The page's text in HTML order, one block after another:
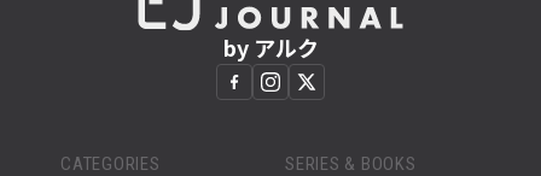
by アルク
CATEGORIES SERIES & BOOKS